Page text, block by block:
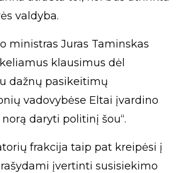
valdyba.
ministras Juras Taminskas
klausimus dėl
dažnų pasikeitimų
vadovybėse Eltai įvardino
daryti politinį šou“.
frakcija taip pat kreipėsi į
įvertinti susisiekimo